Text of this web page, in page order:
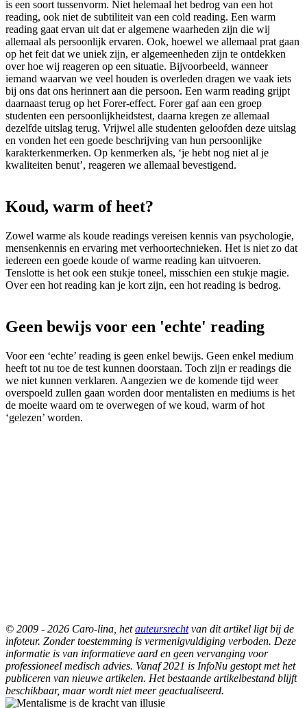
is een soort tussenvorm. Niet helemaal het bedrog van een hot
reading, ook niet de subtiliteit van een cold reading. Een warm
reading gaat ervan uit dat er algemene waarheden zijn die wij
allemaal als persoonlijk ervaren. Ook, hoewel we allemaal prat gaan
op het feit dat we uniek zijn, er algemeenheden zijn te ontdekken
over hoe wij reageren op een situatie. Bijvoorbeeld, wanneer
iemand waarvan we veel houden is overleden dragen we vaak iets
bij ons dat ons herinnert aan die persoon. Een warm reading grijpt
daarnaast terug op het Forer-effect. Forer gaf aan een groep
studenten een persoonlijkheidstest, daarna kregen ze allemaal
dezelfde uitslag terug. Vrijwel alle studenten geloofden deze uitslag
en vonden het een goede beschrijving van hun persoonlijke
karakterkenmerken. Op kenmerken als, ‘je hebt nog niet al je
kwaliteiten benut’, reageren we allemaal bevestigend.
Koud, warm of heet?
Zowel warme als koude readings vereisen kennis van psychologie,
mensenkennis en ervaring met verhoortechnieken. Het is niet zo dat
iedereen een goede koude of warme reading kan uitvoeren.
Tenslotte is het ook een stukje toneel, misschien een stukje magie.
Over een hot reading kan je kort zijn, een hot reading is bedrog.
Geen bewijs voor een 'echte' reading
Voor een ‘echte’ reading is geen enkel bewijs. Geen enkel medium
heeft tot nu toe de test kunnen doorstaan. Toch zijn er readings die
we niet kunnen verklaren. Aangezien we de komende tijd weer
overspoeld zullen gaan worden door mentalisten en mediums is het
de moeite waard om te overwegen of we koud, warm of hot
‘gelezen’ worden.
© 2009 - 2026 Caro-lina, hetauteursrechtvan dit artikel ligt bij de
infoteur. Zonder toestemming is vermenigvuldiging verboden. Deze
informatie is van informatieve aard en geen vervanging voor
professioneel medisch advies. Vanaf 2021 is InfoNu gestopt met het
publiceren van nieuwe artikelen. Het bestaande artikelbestand blijft
beschikbaar, maar wordt niet meer geactualiseerd.